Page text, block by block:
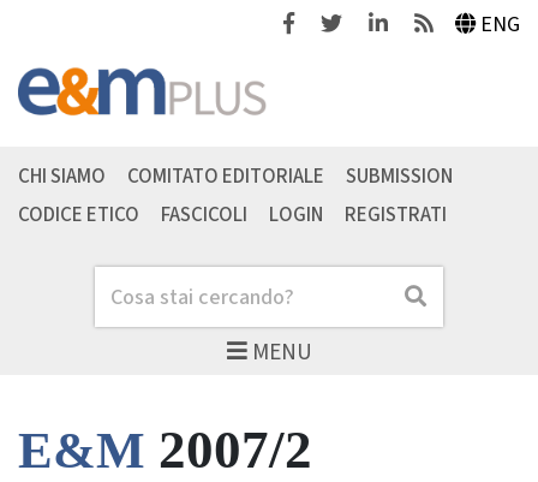
FacebookTwitterLinkedinFeeds ENG
MENU
Cerca Cerca
CHI SIAMO COMITATO EDITORIALE
SUBMISSION
CODICE ETICO
FASCICOLI LOGIN REGISTRATI
E&M 2007/2